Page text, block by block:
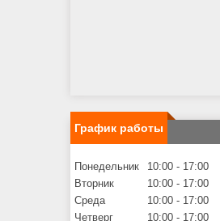
График работы
Понедельник 10:00 17:00
Вторник
10:00 17:00
Среда
10:00 17:00
Четверг
10:00 17:00